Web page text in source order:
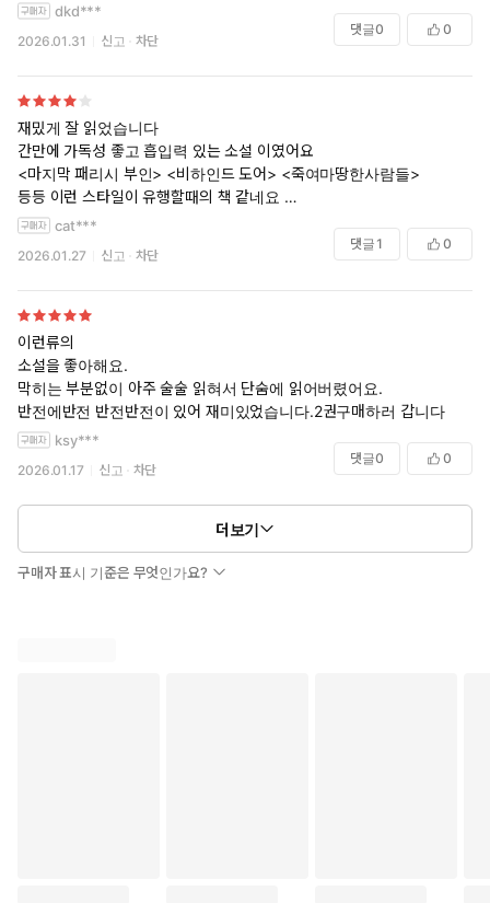
dkd***
2026.01.31 신고 차단
댓글0 0
재밌게 잘 읽었습니다
간만에 가독성 좋고 흡입력 있는 소설 이였어요
<마지막 패리시 부인> <비하인드 도어> <죽여마땅한사람들>
등등 이런 스타일이 유행할때의 책 같네요
그래서 반전이 놀랍진 않았지만
제목을 하우스메이드가 아니라
밀리는 참지않아로 해야할듯 ㅋㅋㅋㅋ
다만
<죽여마땅한사람들>처럼
캐릭터성이 빛날 수 있는 스토리이자 소재였는데
cat***
2026.01.27 신고 차단
댓글 1 0
이런류의
소설을 좋아해요.
막히는 부분없이 아주 술술 읽혀서 단숨에 읽어버렸어요.
반전에반전 반전반전이 있어 재미있었습니다.2권구매하러 갑니다
ksy***
2026.01.17 신고 차단
댓글0 0
더보기
구매자 표시 기준은 무엇인가요?